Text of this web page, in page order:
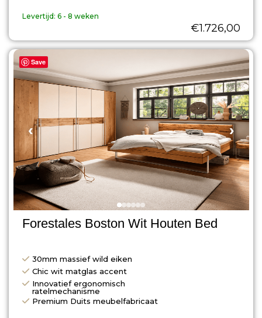
€1.726,00
Levertijd: 6 - 8 weken
Save
‹ ›
Forestales Boston Wit Houten Bed
30mm massief wild eiken
Chic wit matglas accent
Innovatief ergonomisch
ratelmechanisme
Premium Duits meubelfabricaat